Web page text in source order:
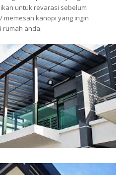
untuk revarasi sebelum
memesan kanopi yang ingin
rumah anda.